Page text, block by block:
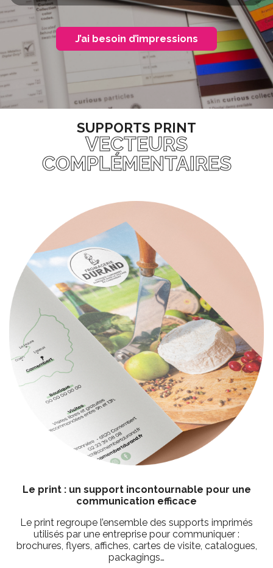
J’ai besoin d’impressions
SUPPORTS PRINT
VECTEURS
COMPLÉMENTAIRES
Le print : un support incontournable pour une
communication efficace
Le print regroupe l’ensemble des supports imprimés
utilisés par une entreprise pour communiquer :
brochures, flyers, affiches, cartes de visite, catalogues,
packagings…